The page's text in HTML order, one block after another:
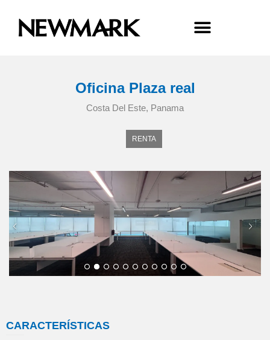
Oficina Plaza real
Costa Del Este, Panama
RENTA
CARACTERÍSTICAS